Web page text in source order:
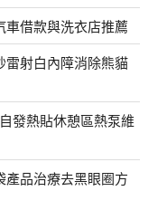
車借款與洗衣店推薦
雷射白內障消除熊貓
發熱貼休憩區熱泵維
品治療去黑眼圈方